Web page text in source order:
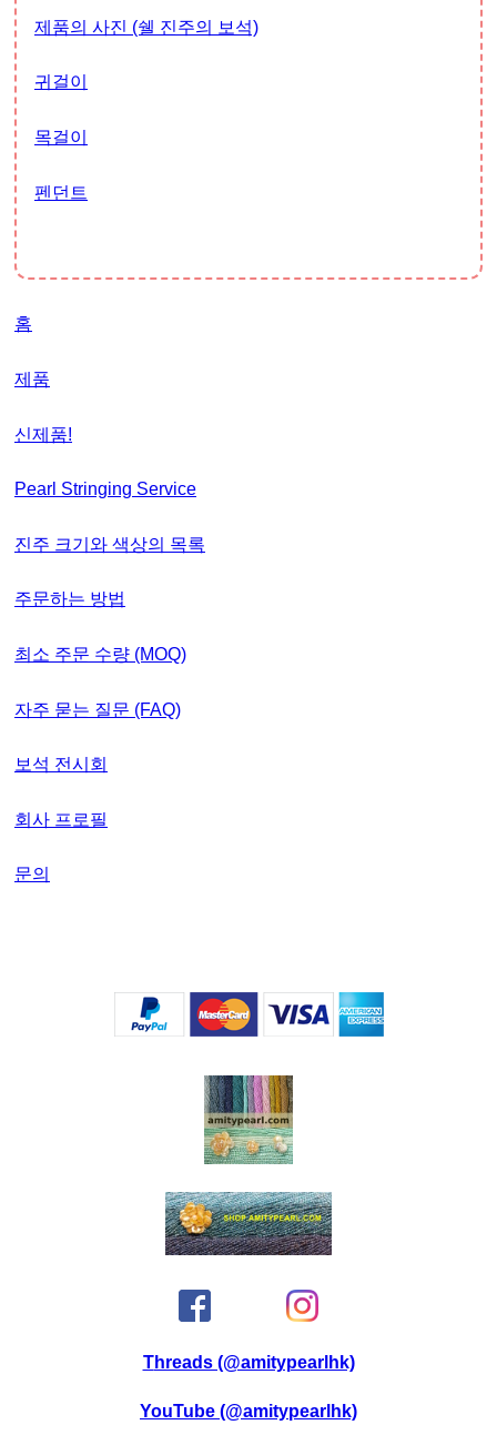
제품의 사진 (쉘 진주의 보석)
귀걸이
목걸이
펜던트
홈
제품
신제품!
Pearl Stringing Service
진주 크기와 색상의 목록
주문하는 방법
최소 주문 수량 (MOQ)
자주 묻는 질문 (FAQ)
보석 전시회
회사 프로필
문의
Threads (@amitypearlhk)
YouTube (@amitypearlhk)